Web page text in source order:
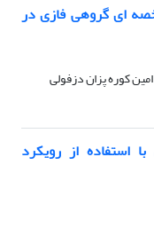
ای گروهی فازی در
کوره پزان دزفولی
استفاده از رویکرد